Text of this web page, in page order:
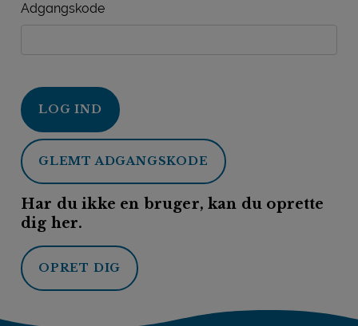
Adgangskode
LOG IND
GLEMT ADGANGSKODE
Har du ikke en bruger, kan du oprette
dig her.
OPRET DIG